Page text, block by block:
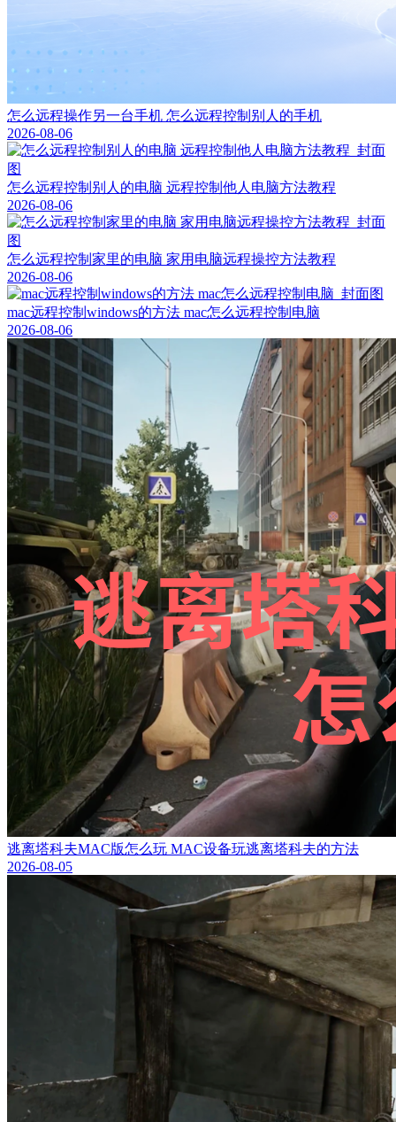
怎么远程操作另一台手机 怎么远程控制别人的手机
2026-08-06
怎么远程控制别人的电脑 远程控制他人电脑方法教程
2026-08-06
怎么远程控制家里的电脑 家用电脑远程操控方法教程
2026-08-06
mac远程控制windows的方法 mac怎么远程控制电脑
2026-08-06
逃离塔科夫MAC版怎么玩 MAC设备玩逃离塔科夫的方法
2026-08-05